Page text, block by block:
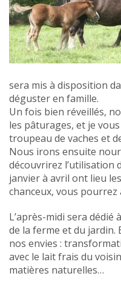
sera mis à disposition
déguster en famille.
Un fois bien réveillés,
les pâturages, et je
troupeau de vaches et
Nous irons ensuite
découvrirez l’utilisation
janvier à avril ont lieu
chanceux, vous pourrez
L’après-midi sera
de la ferme et du jardin.
nos envies :
avec le lait frais du
matières naturelles…